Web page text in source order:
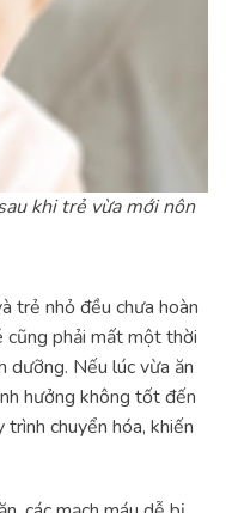
khi trẻ vừa mới nôn
trẻ nhỏ đều chưa hoàn
cũng phải mất một thời
dưỡng. Nếu lúc vừa ăn
hưởng không tốt đến
chuyển hóa, khiến